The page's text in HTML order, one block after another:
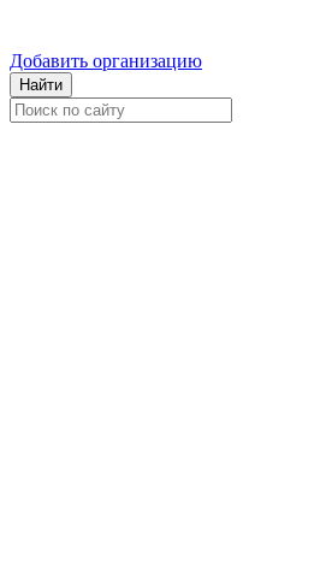
Добавить организацию